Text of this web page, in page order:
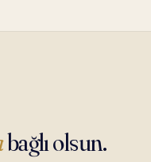
bağlı olsun.